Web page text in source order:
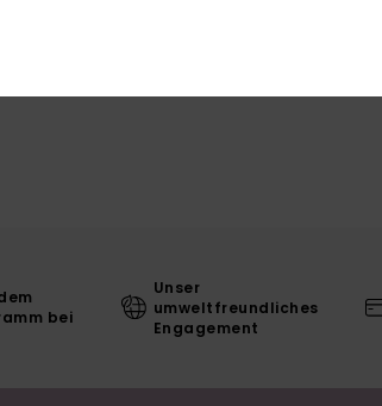
bei
Unser
umweltfreundliches
Engagement